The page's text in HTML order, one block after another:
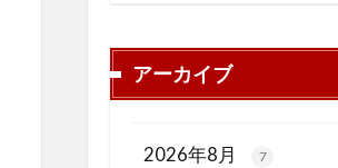
アーカイブ
2026年8月 7